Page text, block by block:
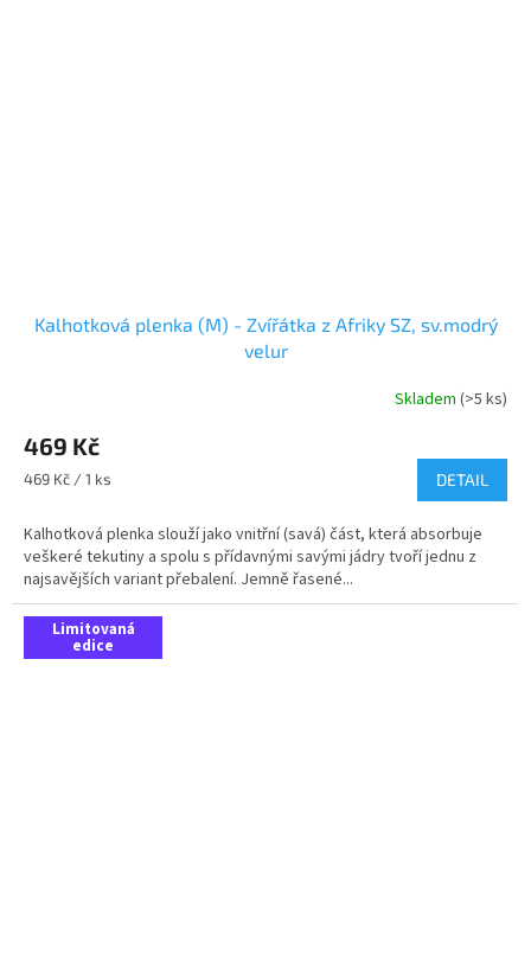
Kalhotková plenka (M) - Zvířátka z Afriky SZ, sv.modrý
velur
Skladem (>5 ks)
469 Kč
Měrná
469 Kč / 1 ks DETAIL
Kalhotková plenka slouží jako vnitřní (savá) část, která absorbuje
veškeré tekutiny a spolu s přídavnými savými jádry tvoří jednu z
najsavějších variant přebalení. Jemně řasené...
Limitovaná
edice